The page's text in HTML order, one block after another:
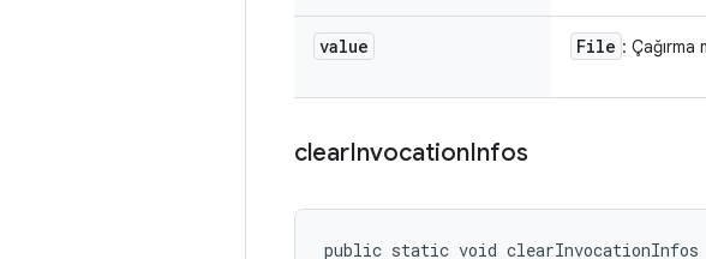
value File : Çağırma
clearInvocationInfos
public static void